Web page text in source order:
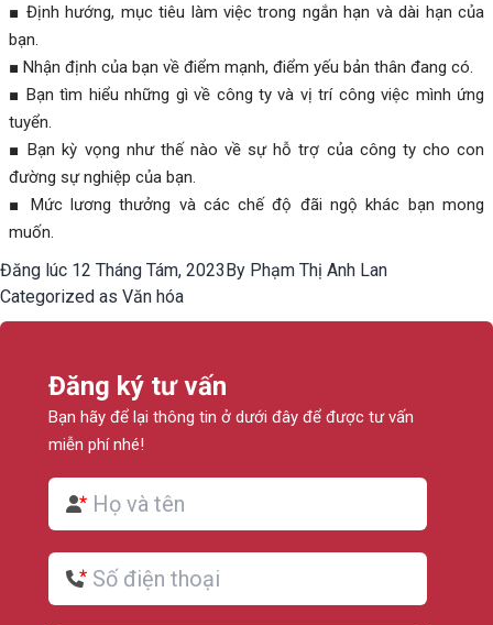
■ Định hướng, mục tiêu làm việc trong ngắn hạn và dài hạn của
bạn.
■ Nhận định của bạn về điểm mạnh, điểm yếu bản thân đang có.
■ Bạn tìm hiểu những gì về công ty và vị trí công việc mình ứng
tuyển.
■ Bạn kỳ vọng như thế nào về sự hỗ trợ của công ty cho con
đường sự nghiệp của bạn.
■ Mức lương thưởng và các chế độ đãi ngộ khác bạn mong
muốn.
Đăng lúc 12 Tháng Tám, 2023By Phạm Thị Anh Lan
Categorized as Văn hóa
Đăng ký tư vấn
Bạn hãy để lại thông tin ở dưới đây để được tư vấn
miễn phí nhé!